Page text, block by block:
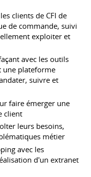
clients de CFI de
de commande, suivi
exploiter et
avec les outils
une plateforme
suivre et
faire émerger une
client
leurs besoins,
métier
avec les
d'un extranet